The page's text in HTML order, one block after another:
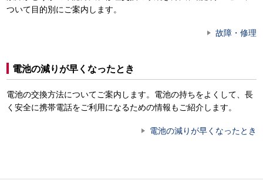
ついて目的別にご案内します。
故障・修理
電池の減りが早くなったとき
電池の交換方法についてご案内します。電池の持ちをよくして、長
く安全に携帯電話をご利用になるための情報もご紹介します。
電池の減りが早くなったとき